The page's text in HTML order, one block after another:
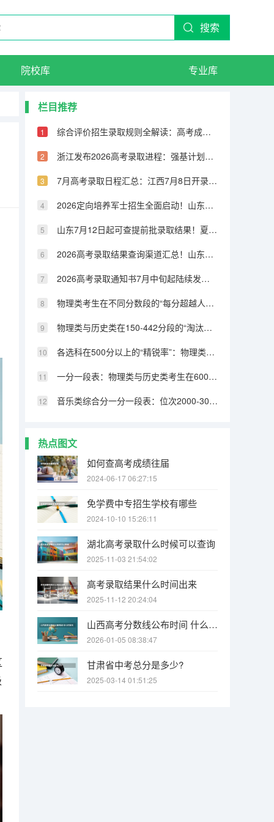
搜索
院校库 专业库
栏目推荐
综合评价招生录取规则全解读：高考成绩占60%，校测占30%，学考占10%
浙江发布2026高考录取进程：强基计划7月5日前完成，普通类平行录取7月21日投档
7月高考录取日程汇总：江西7月8日开录，河南本科提前批7月11日投档，上海7月23日可查本科批结果
2026定向培养军士招生全面启动！山东47所高校招录1886人，辽宁48所高校招录669人
山东7月12日起可查提前批录取结果！夏季高考录取进程表公布
2026高考录取结果查询渠道汇总！山东7月12日16:00后可查提前批结果
2026高考录取通知书7月中旬起陆续发放！收到后先核实真伪，警惕虚假录取
物理类考生在不同分数段的“每分超越人数”变化规律
物理类与历史类在150-442分段的“淘汰人数”结构对比
各选科在500分以上的“精锐率”：物理类最高，历史类垫底
一分一段表：物理类与历史类考生在600分以上的留存率差距逐级扩大
音乐类综合分一分一段表：位次2000-3000考生填报策略
热点图文
如何查高考成绩往届
2024-06-17 06:27:15
免学费中专招生学校有哪些
2024-10-10 15:26:11
湖北高考录取什么时候可以查询
2025-11-03 21:54:02
高考录取结果什么时间出来
2025-11-12 20:24:04
山西高考分数线公布时间 什么时候出
2026-01-05 08:38:47
甘肃省中考总分是多少?
2025-03-14 01:51:25